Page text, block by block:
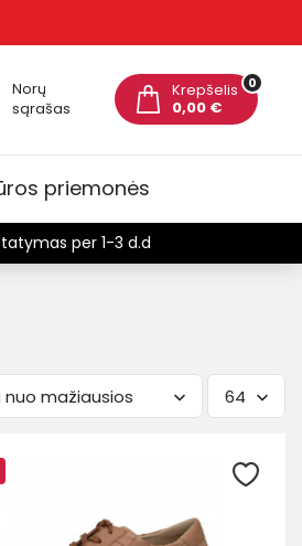
Norų
sąrašas
0
Krepšelis
0,00 €
priemonės
per 1-3 d.d
nuo mažiausios 64